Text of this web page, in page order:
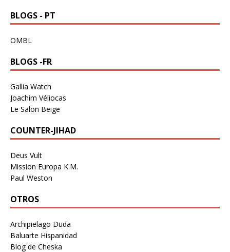
BLOGS - PT
OMBL
BLOGS -FR
Gallia Watch
Joachim Véliocas
Le Salon Beige
COUNTER-JIHAD
Deus Vult
Mission Europa K.M.
Paul Weston
OTROS
Archipielago Duda
Baluarte Hispanidad
Blog de Cheska